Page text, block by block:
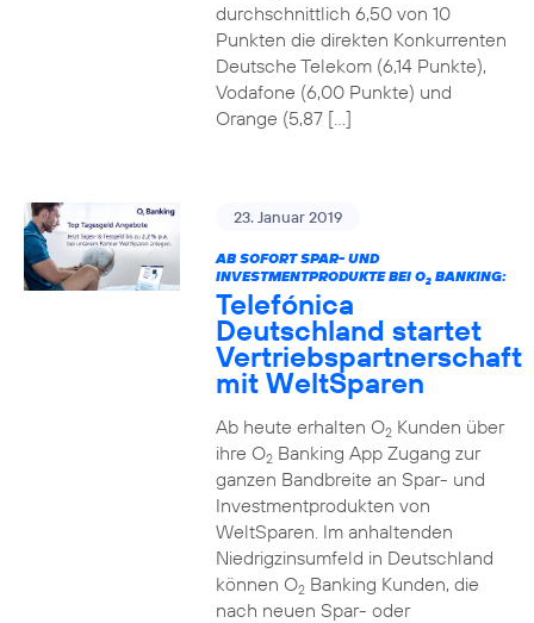
durchschnittlich 6,50 von 10
Punkten die direkten Konkurrenten
Deutsche Telekom (6,14 Punkte),
Vodafone (6,00 Punkte) und
Orange (5,87 […]
23. Januar 2019
AB SOFORT SPAR- UND
INVESTMENTPRODUKTE BEI O2BANKING:
Telefónica
Deutschland startet
Vertriebspartnerschaft
mit WeltSparen
Ab heute erhalten O2Kunden über
ihre O2Banking App Zugang zur
ganzen Bandbreite an Spar- und
Investmentprodukten von
WeltSparen. Im anhaltenden
Niedrigzinsumfeld in Deutschland
können O2Banking Kunden, die
nach neuen Spar- oder